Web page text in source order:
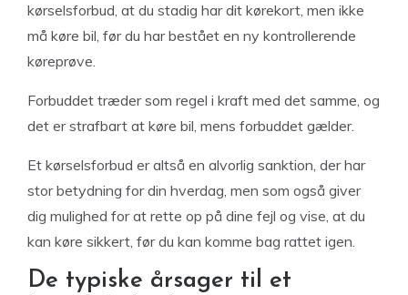
kørselsforbud, at du stadig har dit kørekort, men ikke
må køre bil, før du har bestået en ny kontrollerende
køreprøve.
Forbuddet træder som regel i kraft med det samme, og
det er strafbart at køre bil, mens forbuddet gælder.
Et kørselsforbud er altså en alvorlig sanktion, der har
stor betydning for din hverdag, men som også giver
dig mulighed for at rette op på dine fejl og vise, at du
kan køre sikkert, før du kan komme bag rattet igen.
De typiske årsager til et